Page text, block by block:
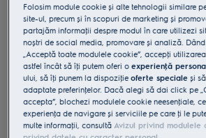
Folosim module cookie și alte tehnologii similare
site-ul, precum și în scopuri de marketing și
partajăm informaţii despre modul în care utilizezi
noștri de social media, promovare și analiză.
„Acceptă toate modulele cookie”, accepţi
astfel încât să îţi putem oferi oexperienţă
ului, să îţi punem la dispoziţieoferte speciale și
adaptate preferinţelor. Dacă alegi să dai click pe
accepta”, blochezi modulele cookie neesenţiale,
experienţa de navigare și serviciile pe care ţi le
multe informaţii, consultă Avizul privind modulele